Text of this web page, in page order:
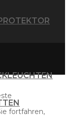
fortfahren,